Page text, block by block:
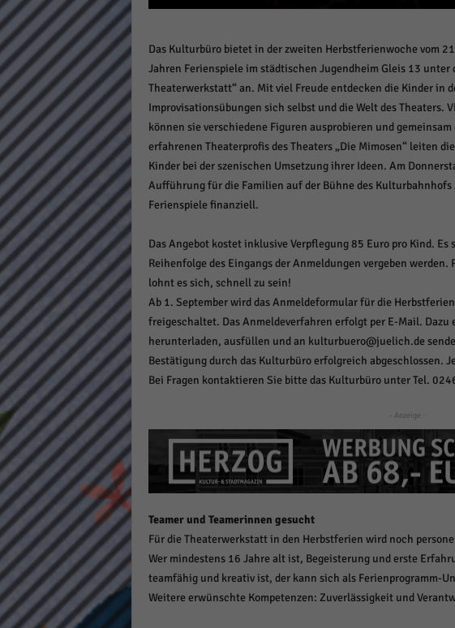
Das Kulturbüro bietet in der zweiten Herbstferienwoche vom
Jahren Ferienspiele im städtischen Jugendheim Gleis 13 unter
Theaterwerkstatt“ an. Mit viel Freude entdecken die Kinder in
Improvisationsübungen sich selbst und die Welt des Theaters.
können sie verschiedene Figuren ausprobieren und
erfahrenen Theaterprofis des Theaters „Die Mimosen“ leiten
Kinder bei der szenischen Umsetzung ihrer Ideen. Am
Aufführung für die Familien auf der Bühne des
Ferienspiele finanziell.
Das Angebot kostet inklusive Verpflegung 85 Euro pro Kind.
Reihenfolge des Eingangs der Anmeldungen vergeben
lohnt es sich, schnell zu sein!
Ab 1. September wird das Anmeldeformular für die
freigeschaltet. Das Anmeldeverfahren erfolgt per E-Mail.
herunterladen, ausfüllen und an kulturbuero@juelich.de
Bestätigung durch das Kulturbüro erfolgreich abgeschlossen.
Bei Fragen kontaktieren Sie bitte das Kulturbüro unter Tel.
- Anzeige -
Teamer und Teamerinnen gesucht
Für die Theaterwerkstatt in den Herbstferien wird noch
Wer mindestens 16 Jahre alt ist, Begeisterung und erste
teamfähig und kreativ ist, der kann sich als Ferienprogramm-
Weitere erwünschte Kompetenzen: Zuverlässigkeit und
Essenzielle Cookies
Funktion der Website
Statistiken (1)
Statistik Cookies erfassen
wie unsere Besucher
Marketing-Cookies
Werbung anzuzeigen. Sie
Externe Medien (6)
Inhalte von
Wenn Cookies von
keiner manuellen